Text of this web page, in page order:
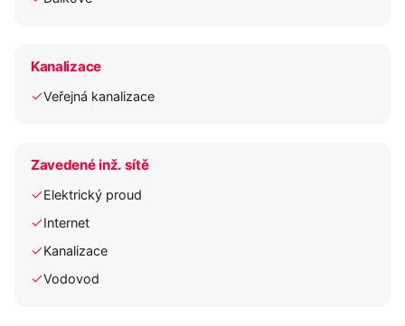
Kanalizace
Veřejná kanalizace
Zavedené inž. sítě
Elektrický proud
Internet
Kanalizace
Vodovod